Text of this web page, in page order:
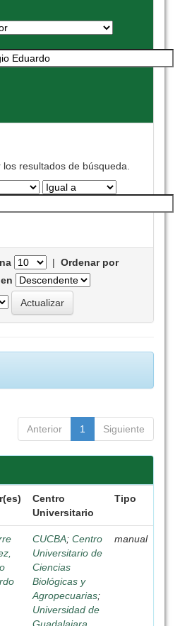
resultados de búsqueda.
|Ordenar por
Anterior 1 Siguiente
Centro
Universitario
Tipo
CUCBA; Centro
Universitario de
Ciencias
Biológicas y
Agropecuarias;
Universidad de
manual